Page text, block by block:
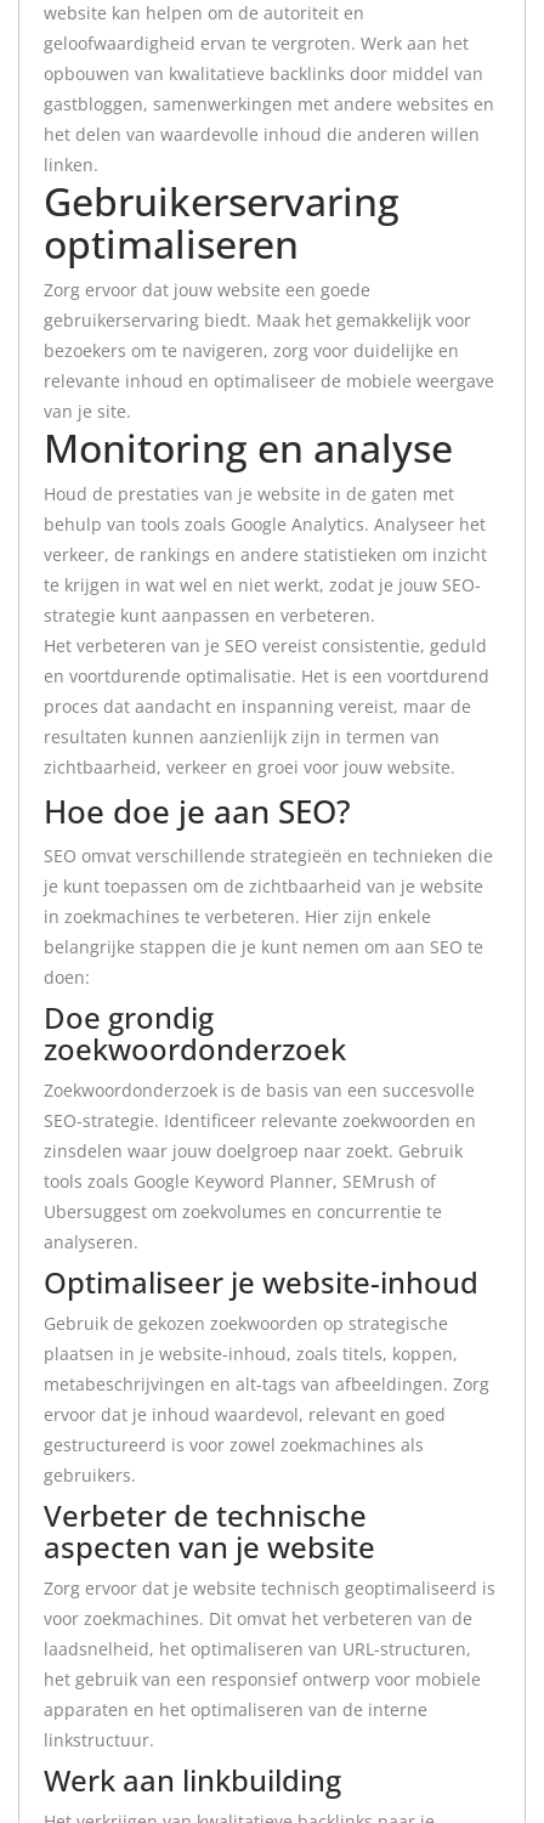
website kan helpen om de autoriteit en
geloofwaardigheid ervan te vergroten. Werk aan het
opbouwen van kwalitatieve backlinks door middel van
gastbloggen, samenwerkingen met andere websites en
het delen van waardevolle inhoud die anderen willen
linken.
Gebruikerservaring
optimaliseren
Zorg ervoor dat jouw website een goede
gebruikerservaring biedt. Maak het gemakkelijk voor
bezoekers om te navigeren, zorg voor duidelijke en
relevante inhoud en optimaliseer de mobiele weergave
van je site.
Monitoring en analyse
Houd de prestaties van je website in de gaten met
behulp van tools zoals Google Analytics. Analyseer het
verkeer, de rankings en andere statistieken om inzicht
te krijgen in wat wel en niet werkt, zodat je jouw SEO-
strategie kunt aanpassen en verbeteren.
Het verbeteren van je SEO vereist consistentie, geduld
en voortdurende optimalisatie. Het is een voortdurend
proces dat aandacht en inspanning vereist, maar de
resultaten kunnen aanzienlijk zijn in termen van
zichtbaarheid, verkeer en groei voor jouw website.
Hoe doe je aan SEO?
SEO omvat verschillende strategieën en technieken die
je kunt toepassen om de zichtbaarheid van je website
in zoekmachines te verbeteren. Hier zijn enkele
belangrijke stappen die je kunt nemen om aan SEO te
doen:
Doe grondig
zoekwoordonderzoek
Zoekwoordonderzoek is de basis van een succesvolle
SEO-strategie. Identificeer relevante zoekwoorden en
zinsdelen waar jouw doelgroep naar zoekt. Gebruik
tools zoals Google Keyword Planner, SEMrush of
Ubersuggest om zoekvolumes en concurrentie te
analyseren.
Optimaliseer je website-inhoud
Gebruik de gekozen zoekwoorden op strategische
plaatsen in je website-inhoud, zoals titels, koppen,
metabeschrijvingen en alt-tags van afbeeldingen. Zorg
ervoor dat je inhoud waardevol, relevant en goed
gestructureerd is voor zowel zoekmachines als
gebruikers.
Verbeter de technische
aspecten van je website
Zorg ervoor dat je website technisch geoptimaliseerd is
voor zoekmachines. Dit omvat het verbeteren van de
laadsnelheid, het optimaliseren van URL-structuren,
het gebruik van een responsief ontwerp voor mobiele
apparaten en het optimaliseren van de interne
linkstructuur.
Werk aan linkbuilding